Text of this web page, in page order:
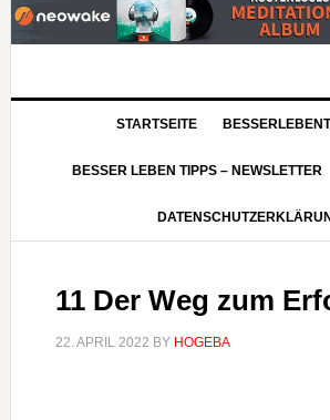
STARTSEITE
BESSER LEBEN TIPPS – NEWSLETTER
11 Der Weg zum
22. APRIL 2022 BY HOGEBA